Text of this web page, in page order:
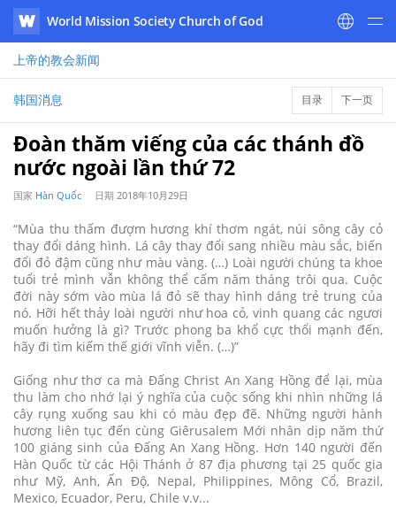
WATV
World Mission Society Church of God
上帝的教会新闻
韩国消息 目录 下一页
Đoàn thăm viếng của các thánh đồ
nước ngoài lần thứ 72
国家 Hàn Quốc 日期 2018年10月29日
“Mùa thu thấm đượm hương khí thơm ngát, núi sông cây cỏ
thay đổi dáng hình. Lá cây thay đổi sang nhiều màu sắc, biến
đổi đỏ đậm cũng như màu vàng. (…) Loài người chúng ta khoe
tuổi trẻ mình vẫn không thể cấm năm tháng trôi qua. Cuộc
đời này sớm vào mùa lá đỏ sẽ thay hình dáng trẻ trung của
nó. Hỡi hết thảy loài người như hoa cỏ, vinh quang các ngươi
muốn hưởng là gì? Trước phong ba khổ cực thổi mạnh đến,
hãy đi tìm kiếm thế giới vĩnh viễn. (…)”
Giống như thơ ca mà Đấng Christ An Xang Hồng để lại, mùa
thu làm cho nhớ lại ý nghĩa của cuộc sống khi nhìn những lá
cây rụng xuống sau khi có màu đẹp đẽ. Những người hành
hương liên tục đến cùng Giêrusalem Mới nhân dịp năm thứ
100 giáng sinh của Đấng An Xang Hồng. Hơn 140 người đến
Hàn Quốc từ các Hội Thánh ở 87 địa phương tại 25 quốc gia
như Mỹ, Anh, Ấn Độ, Nepal, Philippines, Mông Cổ, Brazil,
Mexico, Ecuador, Peru, Chile v.v...